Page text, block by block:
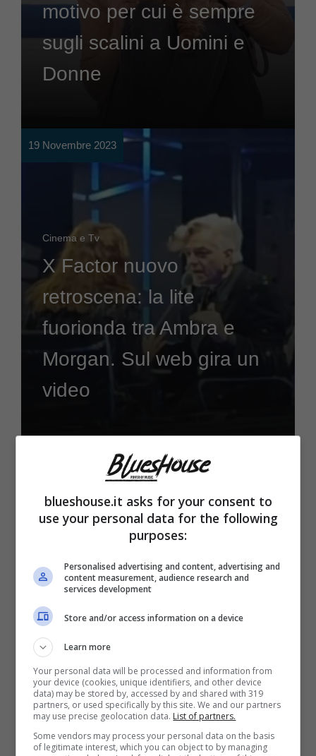
motivo per cui è sempre
sugli scalini a Uomini e
Donne
19 Novembre 2023
Cinema e Tv
X Factor nuovo
retroscena: la lite
fuorionda tra Ambra e
Morgan. Sul web gira un
video
19 Novembre 2023
Personaggi
Ilary Blasi, gesto
clamoroso verso
Francesco Totti durante il
compleanno del figlio
blueshouse.it asks for your consent to
use your personal data for the following
purposes:
Personalised advertising and content, advertising and
content measurement, audience research and
services development
Store and/or access information on a device
Learn more
Your personal data will be processed and information from
your device (cookies, unique identifiers, and other device
data) may be stored by, accessed by and shared with 319
partners, or used specifically by this site. We and our partners
may use precise geolocation data. List of partners.
Some vendors may process your personal data on the basis
of legitimate interest, which you can object to by managing